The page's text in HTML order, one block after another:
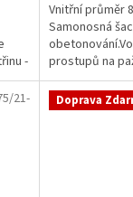
-
z
5
hvězdiček.
Vnitřní průměr
Samonosná
prostupů na
požadované
21- Doprava